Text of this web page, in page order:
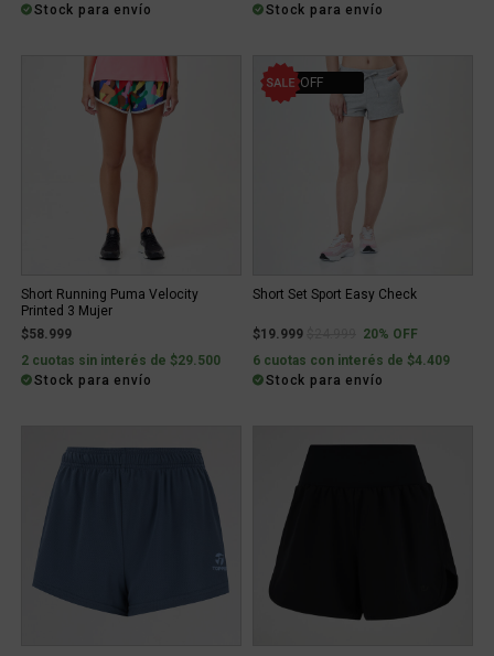
Stock para envío
Stock para envío
Short Running Puma Velocity
Printed 3 Mujer
$58.999
2 cuotas sin interés de $29.500
Stock para envío
20% OFF
Short Set Sport Easy Check
$19.999 Price reduced from
to20% OFF
6 cuotas con interés de $4.409
Stock para envío